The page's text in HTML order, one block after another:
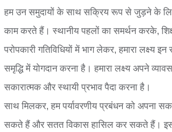
हम उन समुदायों के साथ सक्रिय रूप से जुड़ने के लिए
काम करते हैं। स्थानीय पहलों का समर्थन करके,
परोपकारी गतिविधियों में भाग लेकर, हमारा लक्ष्य
समृद्धि में योगदान करना है। हमारा लक्ष्य अपने
सकारात्मक और स्थायी प्रभाव पैदा करना है।
साथ मिलकर, हम पर्यावरणीय प्रबंधन को अपना
सकते हैं और सतत विकास हासिल कर सकते हैं। इस